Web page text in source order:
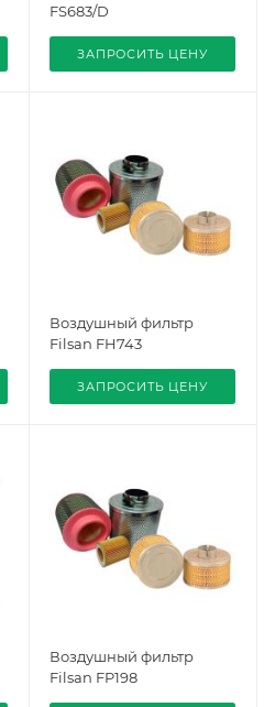
FS683/D
ЗАПРОСИТЬ ЦЕНУ
Воздушный фильтр
Filsan FH743
ЗАПРОСИТЬ ЦЕНУ
Воздушный фильтр
Filsan FP198